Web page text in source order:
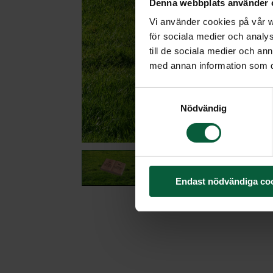
Denna webbplats använder
Vi använder cookies på vår
för sociala medier och
till de sociala medier och
med annan information som
Nödvändig
Endast nödvändiga